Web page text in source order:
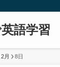
語学習
2月 8日